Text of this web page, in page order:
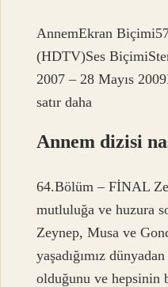
AnnemEkran
(HDTV)Ses
2007 – 28 Mayıs
satır daha
Annem dizisi
64.Bölüm – FİNAL
mutluluğa ve huzura
Zeynep, Musa ve
yaşadığımız
olduğunu ve hepsinin